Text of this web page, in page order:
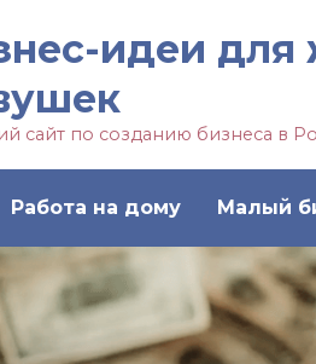
идеи
сайт по созданию бизнеса в
Работа на дому Малый